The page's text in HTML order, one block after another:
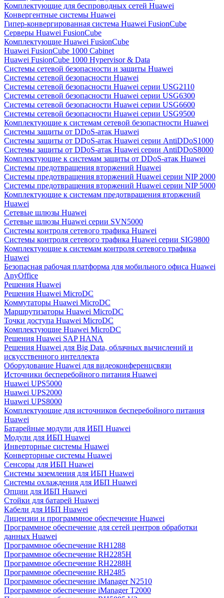
Комплектующие для беспроводных сетей Huawei
Конвергентные системы Huawei
Гипер-конвергированная система Huawei FusionCube
Серверы Huawei FusionCube
Комплектующие Huawei FusionCube
Huawei FusionCube 1000 Cabinet
Huawei FusionCube 1000 Hypervisor & Data
Системы сетевой безопасности и защиты Huawei
Системы сетевой безопасности Huawei
Системы сетевой безопасности Huawei серии USG2110
Системы сетевой безопасности Huawei серии USG6300
Системы сетевой безопасности Huawei серии USG6600
Системы сетевой безопасности Huawei серии USG9500
Комплектующие к системам сетевой безопастности Huawei
Системы защиты от DDoS-атак Huawei
Системы защиты от DDoS-атак Huawei серии AntiDDoS1000
Системы защиты от DDoS-атак Huawei серии AntiDDoS8000
Комплектующие к системам защиты от DDoS-атак Huawei
Системы предотвращения вторжений Huawei
Системы предотвращения вторжений Huawei серии NIP 2000
Системы предотвращения вторжений Huawei серии NIP 5000
Комплектующие к системам предотвращения вторжений
Huawei
Сетевые шлюзы Huawei
Сетевые шлюзы Huawei серии SVN5000
Системы контроля сетевого трафика Huawei
Системы контроля сетевого трафика Huawei серии SIG9800
Комплектующие к системам контроля сетевого трафика
Huawei
Безопасная рабочая платформа для мобильного офиса Huawei
AnyOffice
Решения Huawei
Решения Huawei MicroDC
Коммутаторы Huawei MicroDC
Маршрутизаторы Huawei MicroDC
Точки доступа Huawei MicroDC
Комплектующие Huawei MicroDC
Решения Huawei SAP HANA
Решения Huawei для Big Data, облачных вычислений и
искусственного интеллекта
Оборудование Huawei для видеоконференцсвязи
Источники бесперебойного питания Huawei
Huawei UPS5000
Huawei UPS2000
Huawei UPS8000
Комплектующие для источников бесперебойного питания
Huawei
Батарейные модули для ИБП Huawei
Модули для ИБП Huawei
Инверторные системы Huawei
Конверторные системы Huawei
Сенсоры для ИБП Huawei
Системы заземления для ИБП Huawei
Системы охлаждения для ИБП Huawei
Опции для ИБП Huawei
Стойки для батарей Huawei
Кабели для ИБП Huawei
Лицензии и программное обеспечение Huawei
Программное обеспечение для сетей центров обработки
данных Huawei
Программное обеспечение RH1288
Программное обеспечение RH2285H
Программное обеспечение RH2288H
Программное обеспечение RH2485
Программное обеспечение iManager N2510
Программное обеспечение iManager T2000